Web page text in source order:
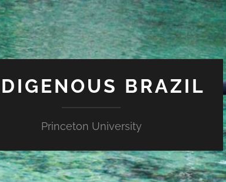
BRAZIL
Princeton University